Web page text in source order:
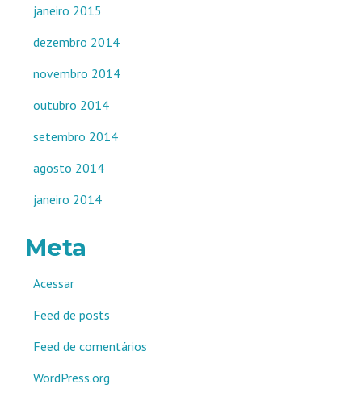
janeiro 2015
dezembro 2014
novembro 2014
outubro 2014
setembro 2014
agosto 2014
janeiro 2014
Meta
Acessar
Feed de posts
Feed de comentários
WordPress.org